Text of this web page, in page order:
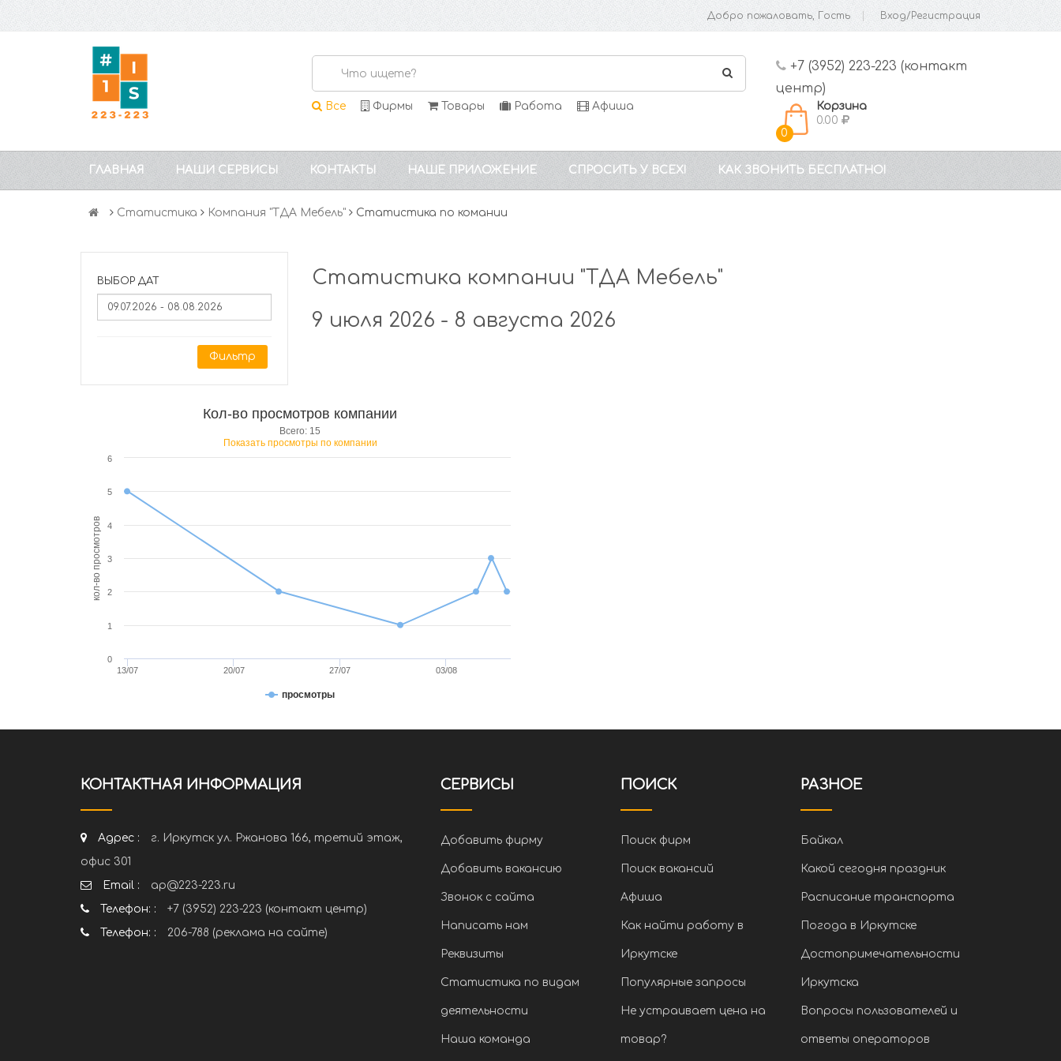
Добро пожаловать, Гость Вход/Регистрация
Все Фирмы Товары Работа Афиша
+7 (3952) 223-223 (контакт
центр)
0
Корзина
0.00
ГЛАВНАЯ НАШИ СЕРВИСЫ КОНТАКТЫ НАШЕ ПРИЛОЖЕНИЕ СПРОСИТЬ У ВСЕХ! КАК ЗВОНИТЬ БЕСПЛАТНО!
Статистика Компания "ТДА Мебель" Статистика по комании
ВЫБОР ДАТ
Фильтр
Статистика компании "ТДА Мебель"
9 июля 2026 - 8 августа 2026
кол-во просмотров
Кол-во просмотров компании
Всего: 15
Показать просмотры по компании
просмотры
13/07 20/07 27/07 03/08
0
1
2
3
4
5
6
КОНТАКТНАЯ ИНФОРМАЦИЯ
Адрес :
г. Иркутск ул. Ржанова 166, третий этаж,
офис 301
Email :
ap@223-223.ru
Телефон: :
+7 (3952) 223-223 (контакт центр)
Телефон: :
206-788 (реклама на сайте)
СЕРВИСЫ
Добавить фирму
Добавить вакансию
Звонок с сайта
Написать нам
Реквизиты
Статистика по видам
деятельности
Наша команда
ПОИСК
Поиск фирм
Поиск вакансий
Афиша
Как найти работу в
Иркутске
Популярные запросы
Не устраивает цена на
товар?
РАЗНОЕ
Байкал
Какой сегодня праздник
Расписание транспорта
Погода в Иркутске
Достопримечательности
Иркутска
Вопросы пользователей и
ответы операторов